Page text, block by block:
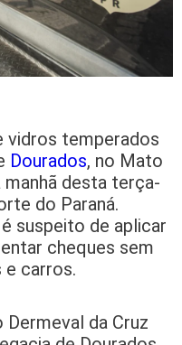
vidros temperados
Dourados, no Mato
desta terça-
do Paraná.
suspeito de aplicar
cheques sem
e carros.
da Cruz